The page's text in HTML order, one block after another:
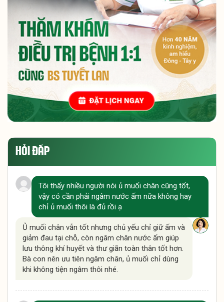
HỎI ĐÁP
Tôi thấy nhiều người nói ủ muối chân cũng tốt,
vậy có cần phải ngâm nước ấm nữa không hay
chỉ ủ muối thôi là đủ rồi ạ
Ủ muối chân vẫn tốt nhưng chủ yếu chỉ giữ ấm và
giảm đau tại chỗ, còn ngâm chân nước ấm giúp
lưu thông khí huyết và thư giãn toàn thân tốt hơn.
Bà con nên ưu tiên ngâm chân, ủ muối chỉ dùng
khi không tiện ngâm thôi nhé.